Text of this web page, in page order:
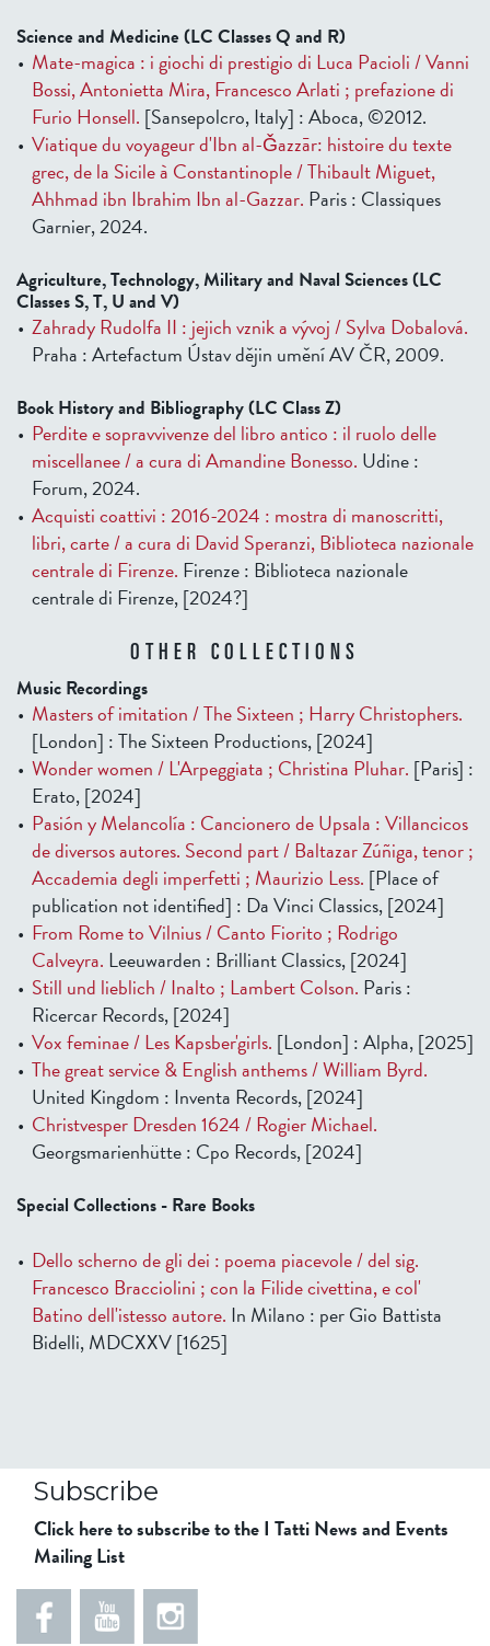
Science and Medicine (LC Classes Q and R)
Mate-magica : i giochi di prestigio di Luca Pacioli / Vanni
Bossi, Antonietta Mira, Francesco Arlati ; prefazione di
Furio Honsell. [Sansepolcro, Italy] : Aboca, ©2012.
Viatique du voyageur d'Ibn al-Ǧazzār: histoire du texte
grec, de la Sicile à Constantinople / Thibault Miguet,
Ahhmad ibn Ibrahim Ibn al-Gazzar. Paris : Classiques
Garnier, 2024.
Agriculture, Technology, Military and Naval Sciences (LC
Classes S, T, U and V)
Zahrady Rudolfa II : jejich vznik a vývoj / Sylva Dobalová.
Praha : Artefactum Ústav dějin umění AV ČR, 2009.
Book History and Bibliography (LC Class Z)
Perdite e sopravvivenze del libro antico : il ruolo delle
miscellanee / a cura di Amandine Bonesso. Udine :
Forum, 2024.
Acquisti coattivi : 2016-2024 : mostra di manoscritti,
libri, carte / a cura di David Speranzi, Biblioteca nazionale
centrale di Firenze. Firenze : Biblioteca nazionale
centrale di Firenze, [2024?]
OTHER COLLECTIONS
Music Recordings
Masters of imitation / The Sixteen ; Harry Christophers.
[London] : The Sixteen Productions, [2024]
Wonder women / L'Arpeggiata ; Christina Pluhar. [Paris] :
Erato, [2024]
Pasión y Melancolía : Cancionero de Upsala : Villancicos
de diversos autores. Second part / Baltazar Zúñiga, tenor ;
Accademia degli imperfetti ; Maurizio Less. [Place of
publication not identified] : Da Vinci Classics, [2024]
From Rome to Vilnius / Canto Fiorito ; Rodrigo
Calveyra. Leeuwarden : Brilliant Classics, [2024]
Still und lieblich / Inalto ; Lambert Colson. Paris :
Ricercar Records, [2024]
Vox feminae / Les Kapsber'girls. [London] : Alpha, [2025]
The great service & English anthems / William Byrd.
United Kingdom : Inventa Records, [2024]
Christvesper Dresden 1624 / Rogier Michael.
Georgsmarienhütte : Cpo Records, [2024]
Special Collections - Rare Books
Dello scherno de gli dei : poema piacevole / del sig.
Francesco Bracciolini ; con la Filide civettina, e col'
Batino dell'istesso autore. In Milano : per Gio Battista
Bidelli, MDCXXV [1625]
Subscribe
Click here to subscribe to the I Tatti News and Events
Mailing List